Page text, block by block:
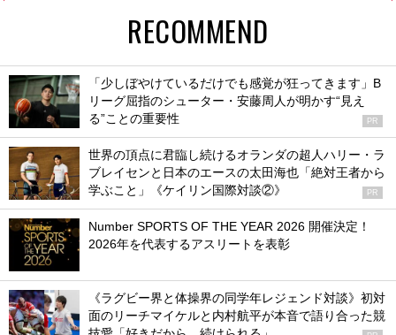
RECOMMEND
「少しぼやけているだけでも感覚が狂ってきます」B
リーグ屈指のシューター・安藤周人が明かす“見え
る”ことの重要性
PR
世界の頂点に君臨し続けるオランダの超人ハリー・ラ
ブレイセンと日本のエースの太田海也「絶対王者から
学ぶこと」《ケイリン国際対談②》
PR
Number SPORTS OF THE YEAR 2026 開催決定！
2026年を代表するアスリートを表彰
《ラグビー界と体操界の同学年レジェンド対談》初対
面のリーチマイケルと内村航平が本音で語り合った競